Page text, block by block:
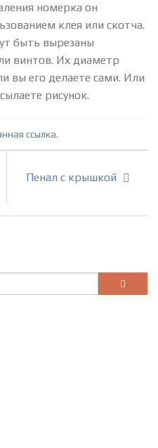
номерка он
клея или скотча.
быть вырезаны
винтов. Их диаметр
вы его делаете сами. Или
рисунок.
ссылка.
Пенал с крышкой